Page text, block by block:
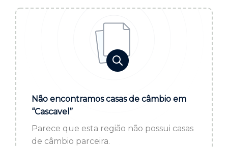
Acesse sua conta:
BROKER DE OFERTAS
ou cadastre-se se ainda não tem registro:
Não encontramos casas de câmbio em
“Cascavel”
Parece que esta região não possui casas
de câmbio parceira.